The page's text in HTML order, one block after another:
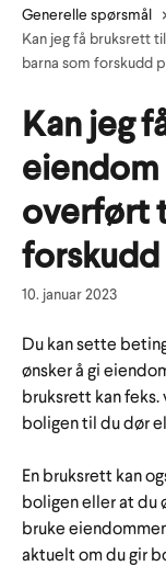
Generelle spørsmål
Kan jeg få bruksrett
barna som forskudd
Kan jeg
eiendom
overført
forskudd
10. januar 2023
Du kan sette
ønsker å gi
bruksrett kan
boligen til du dør
En bruksrett kan
boligen eller at du
bruke
aktuelt om du gir